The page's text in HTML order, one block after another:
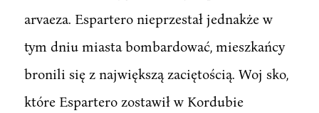
arvaeza. Espartero nieprzestał jednakże w
tym dniu miasta bombardować, mieszkańcy
bronili się z największą zaciętością. Woj sko,
które Espartero zostawił w Kordubie